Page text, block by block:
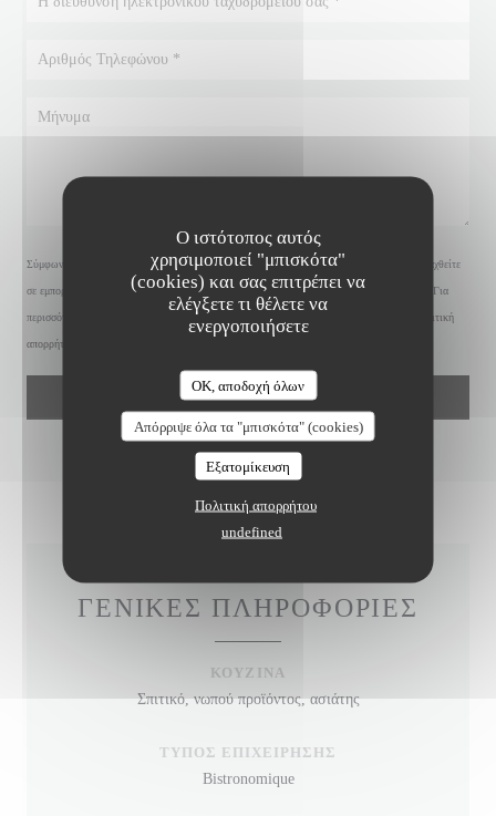
Ο ιστότοπος αυτός
χρησιμοποιεί "μπισκότα"
(cookies) και σας επιτρέπει να
ελέγξετε τι θέλετε να
ενεργοποιήσετε
OK, αποδοχή όλων
Απόρριψε όλα τα "μπισκότα" (cookies)
Εξατομίκευση
Πολιτική απορρήτου
undefined
Σύμφωνα με τον κανονισμό προστασίας δεδομένων (GDPR), έχετε το δικαίωμα να αντιταχθείτε
σε εμπορικές επικοινωνίες. Μπορείτε να εγγραφείτε στο Μητρώο του Άρθρου 11: . Για
περισσότερες πληροφορίες σχετικά με την επεξεργασία των δεδομένων σας, δείτε την πολιτική
απορρήτου
ΓΕΝΙΚΈΣ ΠΛΗΡΟΦΟΡΊΕΣ
ΚΟΥΖΊΝΑ
Σπιτικό, νωπού προϊόντος, ασιάτης
ΤΎΠΟΣ ΕΠΙΧΕΊΡΗΣΗΣ
Bistronomique